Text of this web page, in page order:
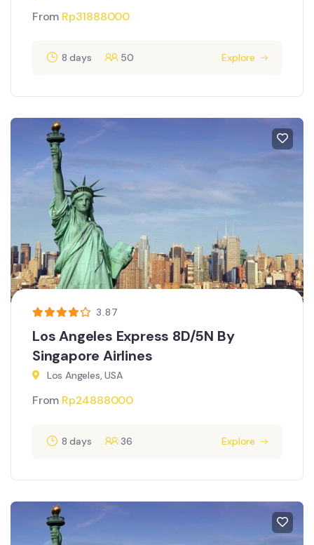
From Rp31888000
8 days 50 Explore
3.87
Los Angeles Express 8D/5N By
Singapore Airlines
Los Angeles, USA
From Rp24888000
8 days 36 Explore